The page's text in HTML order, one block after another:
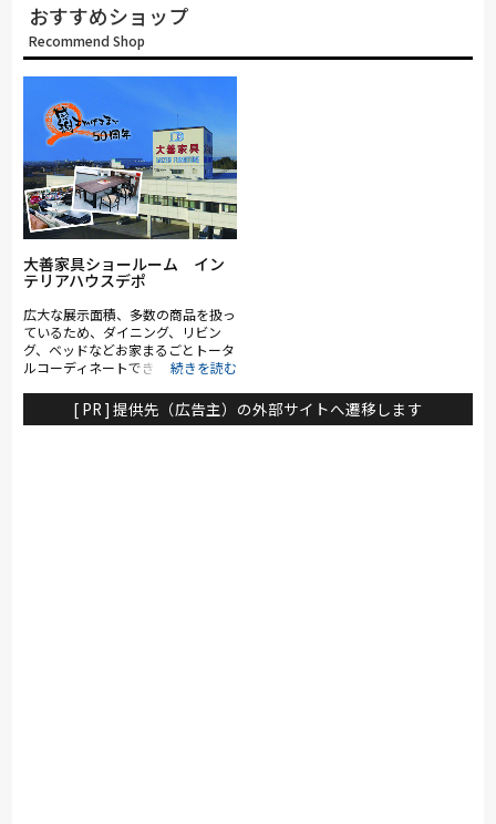
おすすめショップ
Recommend Shop
大善家具ショールーム イン
テリアハウスデポ
広大な展示面積、多数の商品を扱っ
ているため、ダイニング、リビン
グ、ベッドなどお家まるごとトータ
ルコーディネートできる点が強みで
[ PR ] 提供先（広告主）の外部サイトへ遷移します